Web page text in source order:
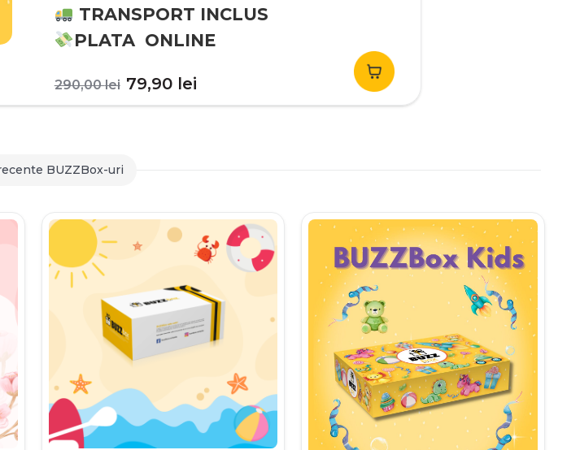
TRANSPORT INCLUS
PLATA ONLINE
290,00lei Prețul
inițial
79,90 leiPrețul
curent
BUZZBox-uri